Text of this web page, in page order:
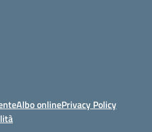
Albo onlinePrivacy Policy